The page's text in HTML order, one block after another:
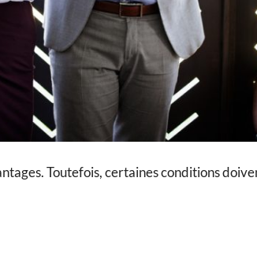
Toutefois, certaines conditions